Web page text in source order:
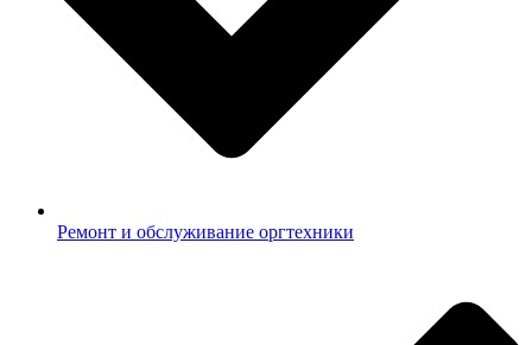
Ремонт и обслуживание оргтехники